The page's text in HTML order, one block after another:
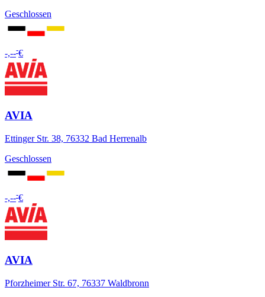
Geschlossen
-,---€
AVIA
Ettinger Str. 38, 76332 Bad Herrenalb
Geschlossen
-,---€
AVIA
Pforzheimer Str. 67, 76337 Waldbronn